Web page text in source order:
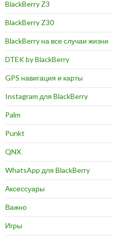
BlackBerry Z3
BlackBerry Z30
BlackBerry на все случаи жизни
DTEK by BlackBerry
GPS навигация и карты
Instagram для BlackBerry
Palm
Punkt
QNX
WhatsApp для BlackBerry
Аксессуары
Важно
Игры